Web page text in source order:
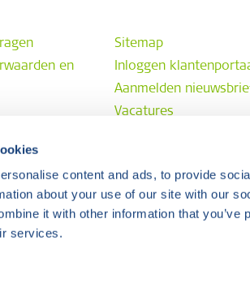
content and ads, to provide
about your use of our site with our
it with other information that you’ve
services.
en
Sitemap
Inloggen
Aanmelden
Vacatures